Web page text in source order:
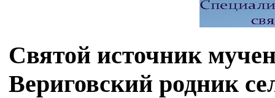
Святой источник
Вериговский родник